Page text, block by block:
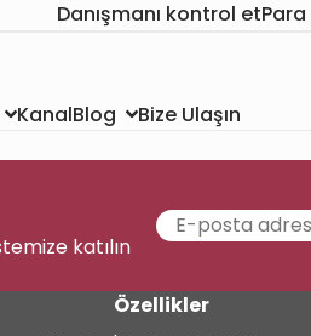
Danışmanı kontrol et
KanalBlog Bize Ulaşın
katılın
Özellikler